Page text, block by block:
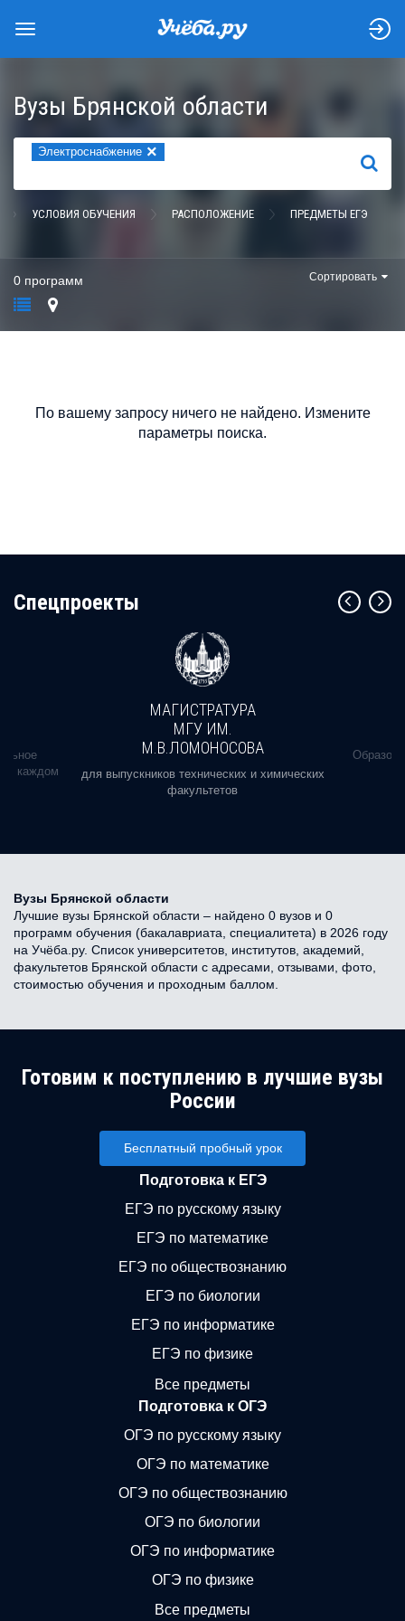
Вузы Брянской области
Электроснабжение ×
НАЙТИ
УСЛОВИЯ ОБУЧЕНИЯ РАСПОЛОЖЕНИЕ ПРЕДМЕТЫ ЕГЭ
0 программ Сортировать
По вашему запросу ничего не найдено. Измените
параметры поиска.
Cпецпроекты
в каждом
МАГИСТРАТУРА
МГУ ИМ.
М.В.ЛОМОНОСОВА
для выпускников технических и химических
факультетов
Вузы Брянской области
Лучшие вузы Брянской области – найдено 0 вузов и 0
программ обучения (бакалавриата, специалитета) в 2026 году
на Учёба.ру. Список университетов, институтов, академий,
факультетов Брянской области с адресами, отзывами, фото,
стоимостью обучения и проходным баллом.
Готовим к поступлению в лучшие вузы
России
Бесплатный пробный урок
Подготовка к ЕГЭ
ЕГЭ по русскому языку
ЕГЭ по математике
ЕГЭ по обществознанию
ЕГЭ по биологии
ЕГЭ по информатике
ЕГЭ по физике
Все предметы
Подготовка к ОГЭ
ОГЭ по русскому языку
ОГЭ по математике
ОГЭ по обществознанию
ОГЭ по биологии
ОГЭ по информатике
ОГЭ по физике
Все предметы